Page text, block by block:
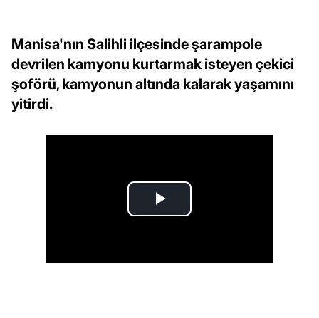
Manisa'nın Salihli ilçesinde şarampole
devrilen kamyonu kurtarmak isteyen çekici
şoförü, kamyonun altında kalarak yaşamını
yitirdi.